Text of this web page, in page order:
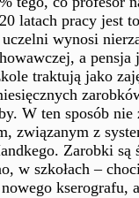
latach pracy jest
wynosi
a pensja
traktują jako
W ten sposób
związanym z
Zarobki są
w szkołach –
kserografu,